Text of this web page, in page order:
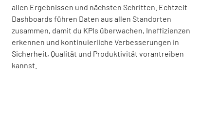
allen Ergebnissen und nächsten Schritten. Echtzeit-
Dashboards führen Daten aus allen Standorten
zusammen, damit du KPIs überwachen, Ineffizienzen
erkennen und kontinuierliche Verbesserungen in
Sicherheit, Qualität und Produktivität vorantreiben
kannst.